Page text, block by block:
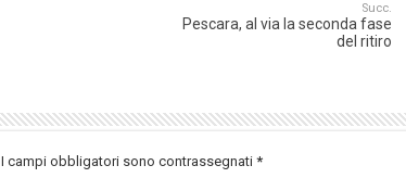
Succ.
Pescara, al via la seconda fase
del ritiro
I campi obbligatori sono contrassegnati *